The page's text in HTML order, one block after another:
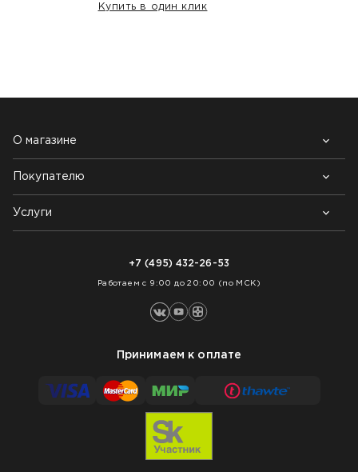
Купить в один клик
О магазине
Почему выбирают нас
Контакты
Блог
Покупателю
Возврат товара
Как заказать
Услуги
+7 (495) 432-26-53
Работаем с 9:00 до 20:00 (по МСК)
Принимаем к оплате